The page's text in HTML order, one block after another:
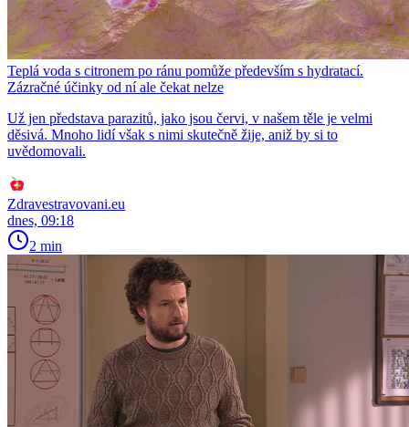
Teplá voda s citronem po ránu pomůže především s hydratací.
Zázračné účinky od ní ale čekat nelze
Už jen představa parazitů, jako jsou červi, v našem těle je velmi
děsivá. Mnoho lidí však s nimi skutečně žije, aniž by si to
uvědomovali.
Zdravestravovani.eu
dnes, 09:18
2 min